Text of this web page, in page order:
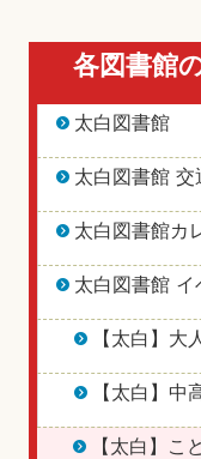
各図書館
太白図書館
太白図書館 交
太白図書館カ
太白図書館 イ
【太白】大
【太白】中
【太白】こ